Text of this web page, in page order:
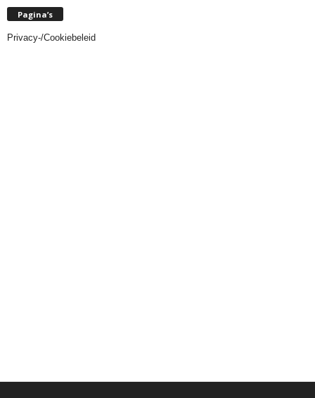
Pagina’s
Privacy-/Cookiebeleid